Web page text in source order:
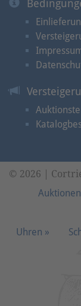
© 2026 |
Auktionen
Uhren »